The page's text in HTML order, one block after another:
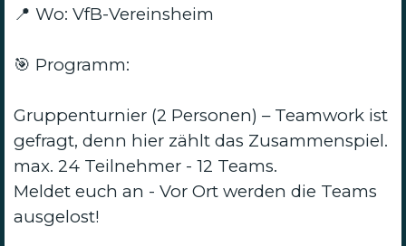
📍 Wo: VfB-Vereinsheim
🎯 Programm:
Gruppenturnier (2 Personen) – Teamwork ist
gefragt, denn hier zählt das Zusammenspiel.
max. 24 Teilnehmer - 12 Teams.
Meldet euch an - Vor Ort werden die Teams
ausgelost!